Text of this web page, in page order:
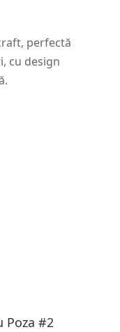
perfectă
cu design
Poza #2